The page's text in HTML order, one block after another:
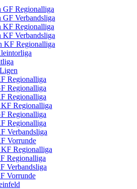
GF Regionalliga
GF Verbandsliga
KF Regionalliga
KF Verbandsliga
KF Regionalliga
Regionalliga
Regionalliga
Regionalliga
Regionalliga
Regionalliga
Regionalliga
Verbandsliga
Vorrunde
Regionalliga
Regionalliga
Verbandsliga
Vorrunde